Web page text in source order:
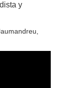
y